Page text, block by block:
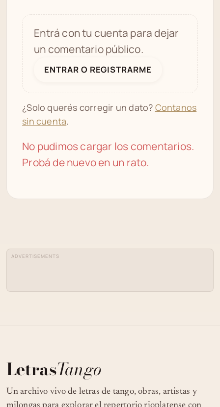
Entrá con tu cuenta para dejar
un comentario público.
ENTRAR O REGISTRARME
¿Solo querés corregir un dato? Contanos
sin cuenta.
No pudimos cargar los comentarios.
Probá de nuevo en un rato.
ADVERTISEMENTS
LetrasTango
Un archivo vivo de letras de tango, obras, artistas y